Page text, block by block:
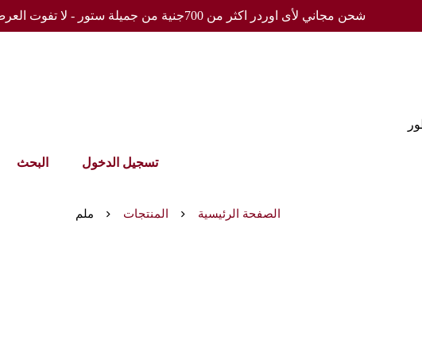
شحن مجاني لأى اوردر اكثر من 700جنية من جميلة ستور - لا تفوت العرض
تسجيل الدخول البحث
الصفحة الرئيسية المنتجات ملم